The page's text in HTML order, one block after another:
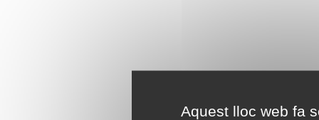
Aquest lloc web fa